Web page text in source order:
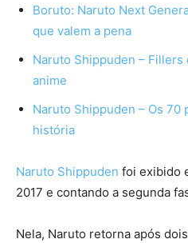
Boruto: Naruto Next
que valem a pena
Naruto Shippuden –
anime
Naruto Shippuden – Os
história
Naruto Shippuden foi exibido
2017 e contando a segunda
Nela, Naruto retorna após